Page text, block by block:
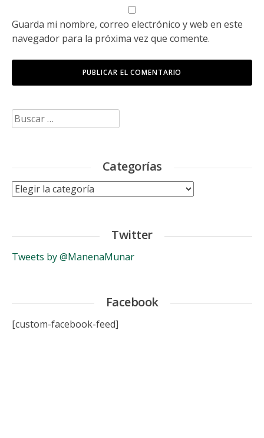
Guarda mi nombre, correo electrónico y web en este
navegador para la próxima vez que comente.
Buscar:
Categorías
Categorías
Twitter
Tweets by @ManenaMunar
Facebook
[custom-facebook-feed]